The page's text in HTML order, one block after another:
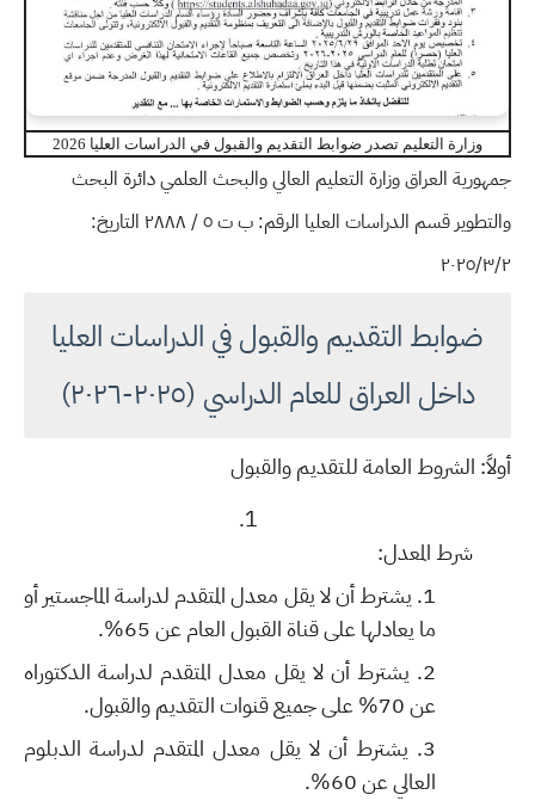
وزارة التعليم تصدر ضوابط التقديم والقبول في الدراسات العليا 2026
جمهورية العراق وزارة التعليم العالي والبحث العلمي دائرة البحث
والتطوير قسم الدراسات العليا الرقم: ب ت ٥ / ٢٨٨٨ التاريخ:
٢٠٢٥/٣/٢
ضوابط التقديم والقبول في الدراسات العليا
داخل العراق للعام الدراسي (٢٠٢٥-٢٠٢٦)
أولاً: الشروط العامة للتقديم والقبول
شرط المعدل:
يشترط أن لا يقل معدل المتقدم لدراسة الماجستير أو
ما يعادلها على قناة القبول العام عن 65%.
يشترط أن لا يقل معدل المتقدم لدراسة الدكتوراه
عن 70% على جميع قنوات التقديم والقبول.
يشترط أن لا يقل معدل المتقدم لدراسة الدبلوم
العالي عن 60%.